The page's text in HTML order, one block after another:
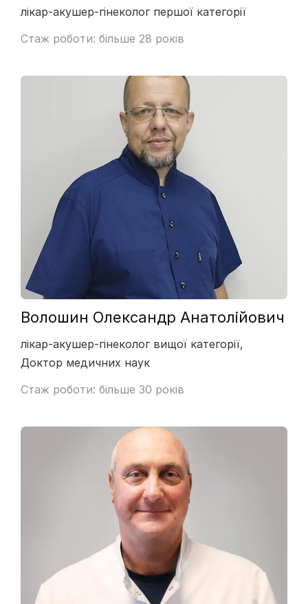
лікар-акушер-гінеколог першої категорії
Стаж роботи: більше 28 років
Волошин Олександр Анатолійович
лікар-акушер-гінеколог вищої категорії,
Доктор медичних наук
Стаж роботи: більше 30 років